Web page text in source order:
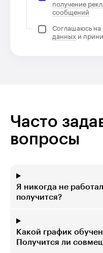
получение
сообщений
Соглашаюсь на
данных и
Часто
вопросы
Я никогда не
получится?
Какой график
Получится ли